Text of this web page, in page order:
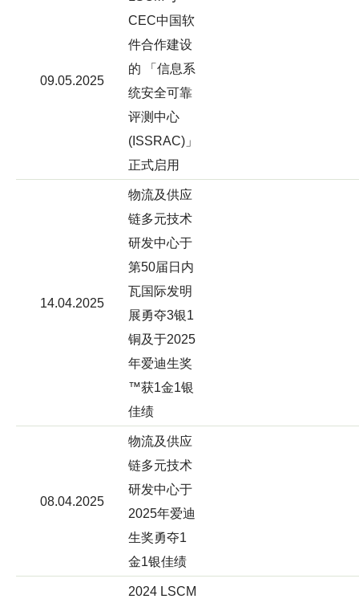
09.05.2025
CEC中国软
件合作建设
的 「信息系
统安全可靠
评测中心
(ISSRAC)」
正式启用
14.04.2025
物流及供应
链多元技术
研发中心于
第50届日内
瓦国际发明
展勇夺3银1
铜及于2025
年爱迪生奖
™获1金1银
佳绩
08.04.2025
物流及供应
链多元技术
研发中心于
2025年爱迪
生奖勇夺1
金1银佳绩
2024 LSCM